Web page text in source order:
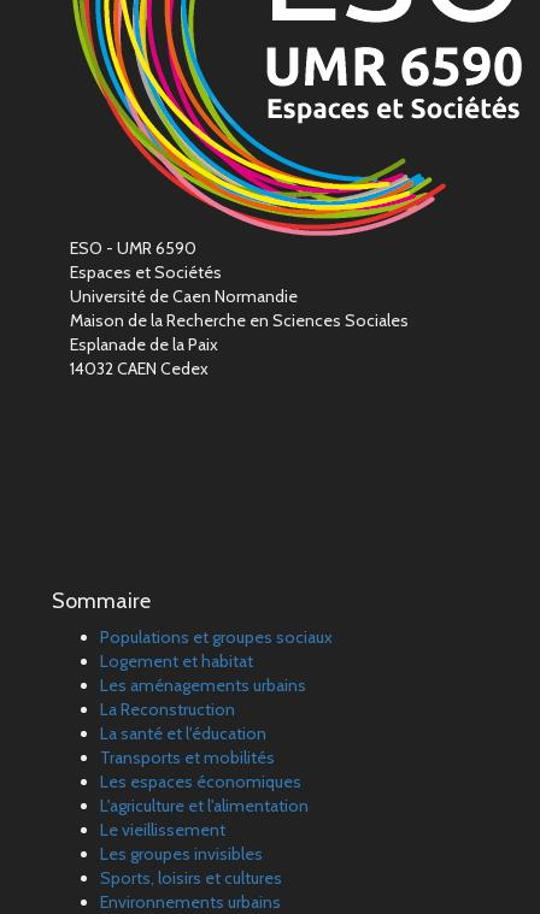
ESO - UMR 6590
Espaces et Sociétés
Université de Caen Normandie
Maison de la Recherche en Sciences Sociales
Esplanade de la Paix
14032 CAEN Cedex
Sommaire
Populations et groupes sociaux
Logement et habitat
Les aménagements urbains
La Reconstruction
La santé et l'éducation
Transports et mobilités
Les espaces économiques
L'agriculture et l'alimentation
Le vieillissement
Les groupes invisibles
Sports, loisirs et cultures
Environnements urbains